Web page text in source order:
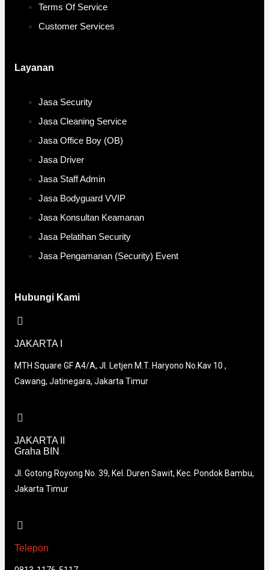
Terms Of Service
Customer Services
Layanan
Jasa Security
Jasa Cleaning Service
Jasa Office Boy (OB)
Jasa Driver
Jasa Staff Admin
Jasa Bodyguard VVIP
Jasa Konsultan Keamanan
Jasa Pelatihan Security
Jasa Pengamanan (Security) Event
Hubungi Kami
JAKARTA I
MTH Square GF A4/A, Jl. Letjen M.T. Haryono No.Kav 10 ,
Cawang, Jatinegara, Jakarta Timur
JAKARTA II
Graha BIN
Jl. Gotong Royong No. 39, Kel. Duren Sawit, Kec. Pondok Bambu,
Jakarta Timur
Telepon